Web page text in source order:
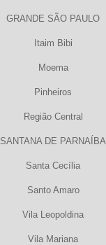
GRANDE SÃO PAULO
Itaim Bibi
Moema
Pinheiros
Região Central
SANTANA DE PARNAÍBA
Santa Cecília
Santo Amaro
Vila Leopoldina
Vila Mariana